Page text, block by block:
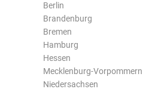
Berlin
Brandenburg
Bremen
Hamburg
Hessen
Mecklenburg-Vorpommern
Niedersachsen